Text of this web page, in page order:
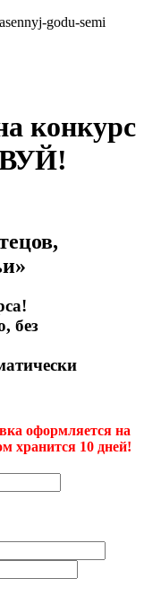
godu-semi
конкурс
без
оформляется на
хранится 10 дней!